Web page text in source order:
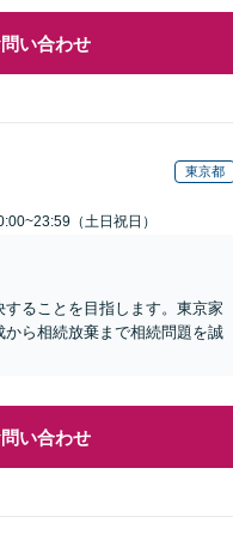
い合わせ
東京都
（土日祝日）
ることを目指します。東京家
ら相続放棄まで相続問題を誠
い合わせ